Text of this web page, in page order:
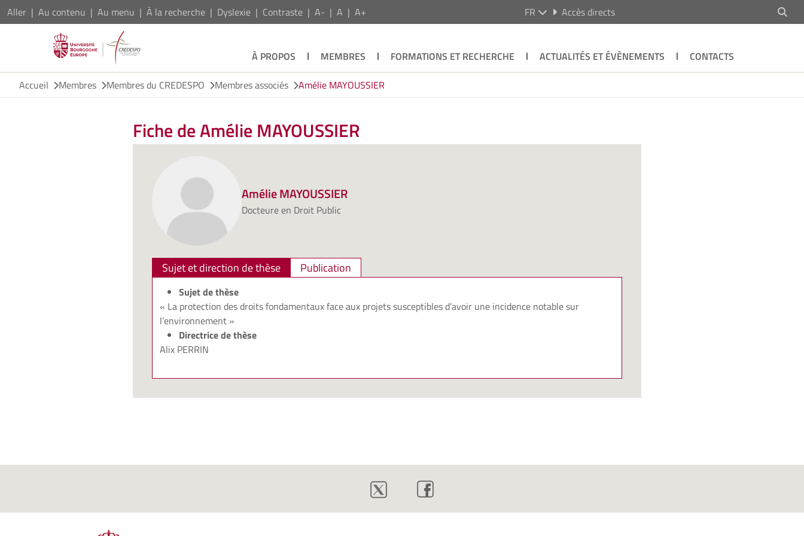
Aller Au contenu Au menu À la recherche Dyslexie Contraste A- A A+ FR Accès directs
À PROPOS MEMBRES FORMATIONS ET RECHERCHE ACTUALITÉS ET ÉVÈNEMENTS
CONTACTS
Accueil
Membres Membres du CREDESPO Membres associés Amélie MAYOUSSIER
Fiche de Amélie MAYOUSSIER
Amélie MAYOUSSIER
Docteure en Droit Public
Sujet et direction de thèse Publication
Sujet de thèse
« La protection des droits fondamentaux face aux projets susceptibles d’avoir une incidence notable sur
l’environnement »
Directrice de thèse
Alix PERRIN